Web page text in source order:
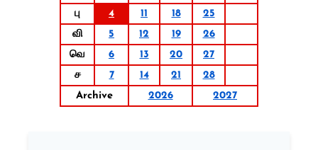
பு
4 11 18
25
வி
5 12 19
26
வெ
6 13 20
27
ச
7 14 21
28
Archive
2026 2027